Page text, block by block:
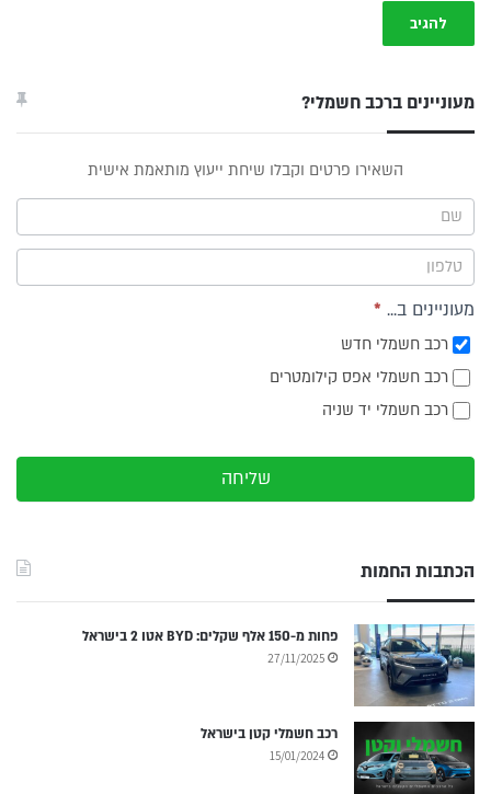
מעוניינים ברכב חשמלי?
תפריט
צד
השאירו פרטים וקבלו שיחת ייעוץ מותאמת אישית
מעוניינים ב... *
רכב חשמלי חדש
רכב חשמלי אפס קילומטרים
רכב חשמלי יד שניה
שליחה
הכתבות החמות
פחות מ-150 אלף שקלים: BYD אטו 2 בישראל
27/11/2025
רכב חשמלי קטן בישראל
15/01/2024